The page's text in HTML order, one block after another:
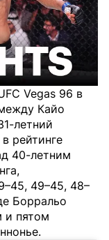
YouTube
Vegas 96 в
Кайо
летний
рейтинге
40-летним
49–45, 48–
Борральо
и пятом